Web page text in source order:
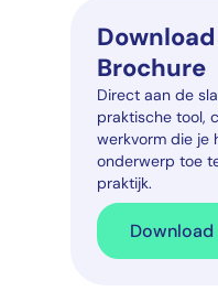
Download
Brochure
Direct aan de
praktische tool,
werkvorm die je
onderwerp toe
praktijk.
Download